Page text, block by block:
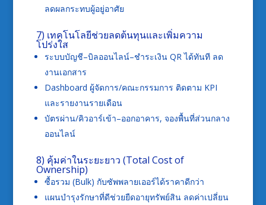
ลดผลกระทบผู้อยู่อาศัย
7) เทคโนโลยีช่วยลดต้นทุนและเพิ่มความ
โปร่งใส
ระบบบัญชี–บิลออนไลน์–ชำระเงิน QR ได้ทันที ลด
งานเอกสาร
Dashboard ผู้จัดการ/คณะกรรมการ ติดตาม KPI
และรายงานรายเดือน
บัตรผ่าน/คิวอาร์เข้า–ออกอาคาร, จองพื้นที่ส่วนกลาง
ออนไลน์
8) คุ้มค่าในระยะยาว (Total Cost of
Ownership)
ซื้อรวม (Bulk) กับซัพพลายเออร์ได้ราคาดีกว่า
แผนบำรุงรักษาที่ดีช่วยยืดอายุทรัพย์สิน ลดค่าเปลี่ยน